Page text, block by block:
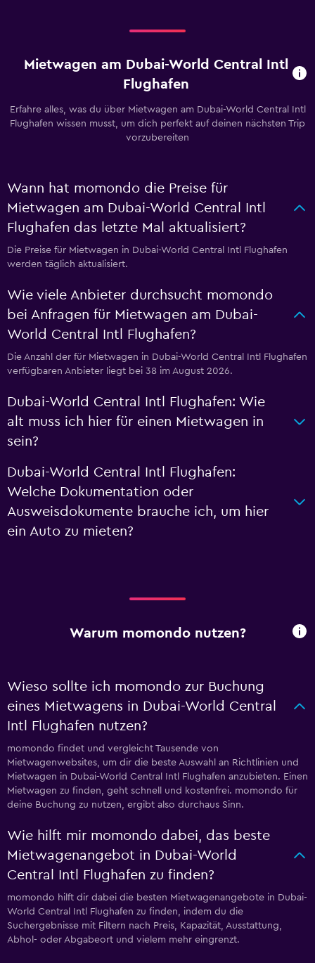
Mietwagen am Dubai-World Central Intl
Flughafen
Erfahre alles, was du über Mietwagen am Dubai-World Central Intl
Flughafen wissen musst, um dich perfekt auf deinen nächsten Trip
vorzubereiten
Wann hat momondo die Preise für
Mietwagen am Dubai-World Central Intl
Flughafen das letzte Mal aktualisiert?
Die Preise für Mietwagen in Dubai-World Central Intl Flughafen
werden täglich aktualisiert.
Wie viele Anbieter durchsucht momondo
bei Anfragen für Mietwagen am Dubai-
World Central Intl Flughafen?
Die Anzahl der für Mietwagen in Dubai-World Central Intl Flughafen
verfügbaren Anbieter liegt bei 38 im August 2026.
Dubai-World Central Intl Flughafen: Wie
alt muss ich hier für einen Mietwagen in
sein?
Dubai-World Central Intl Flughafen:
Welche Dokumentation oder
Ausweisdokumente brauche ich, um hier
ein Auto zu mieten?
Warum momondo nutzen?
Wieso sollte ich momondo zur Buchung
eines Mietwagens in Dubai-World Central
Intl Flughafen nutzen?
momondo findet und vergleicht Tausende von
Mietwagenwebsites, um dir die beste Auswahl an Richtlinien und
Mietwagen in Dubai-World Central Intl Flughafen anzubieten. Einen
Mietwagen zu finden, geht schnell und kostenfrei. momondo für
deine Buchung zu nutzen, ergibt also durchaus Sinn.
Wie hilft mir momondo dabei, das beste
Mietwagenangebot in Dubai-World
Central Intl Flughafen zu finden?
momondo hilft dir dabei die besten Mietwagenangebote in Dubai-
World Central Intl Flughafen zu finden, indem du die
Suchergebnisse mit Filtern nach Preis, Kapazität, Ausstattung,
Abhol- oder Abgabeort und vielem mehr eingrenzt.